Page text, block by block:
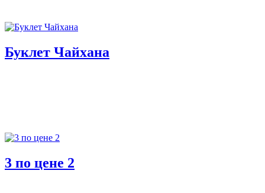
Буклет Чайхана
3 по цене 2